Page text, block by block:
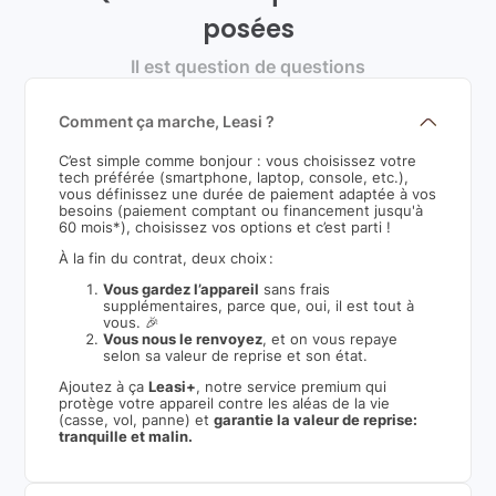
posées
Il est question de questions
Comment ça marche, Leasi ?
C’est simple comme bonjour : vous choisissez votre
tech préférée (smartphone, laptop, console, etc.),
vous définissez une durée de paiement adaptée à vos
besoins (paiement comptant ou financement jusqu'à
60 mois*), choisissez vos options et c’est parti !
À la fin du contrat, deux choix :
Vous gardez l’appareil sans frais
supplémentaires, parce que, oui, il est tout à
vous. 🎉
Vous nous le renvoyez, et on vous repaye
selon sa valeur de reprise et son état.
Ajoutez à ça Leasi+, notre service premium qui
protège votre appareil contre les aléas de la vie
(casse, vol, panne) etgarantie la valeur de reprise:
tranquille et malin.